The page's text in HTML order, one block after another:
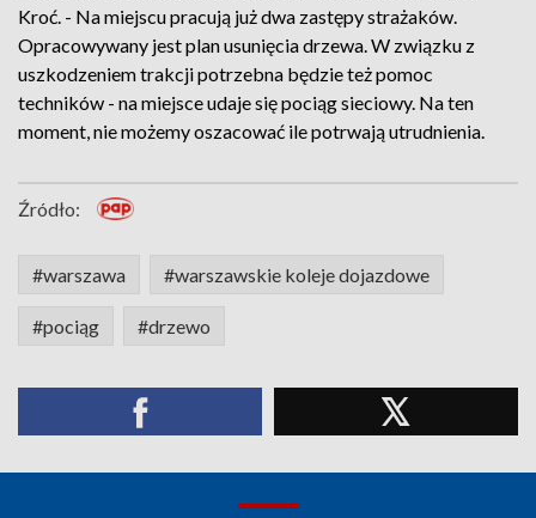
Kroć. - Na miejscu pracują już dwa zastępy strażaków.
Opracowywany jest plan usunięcia drzewa. W związku z
uszkodzeniem trakcji potrzebna będzie też pomoc
techników - na miejsce udaje się pociąg sieciowy. Na ten
moment, nie możemy oszacować ile potrwają utrudnienia.
Źródło:
#warszawa #warszawskie koleje dojazdowe
#pociąg #drzewo